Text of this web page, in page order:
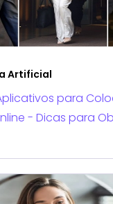
Artificial
para
- Dicas para Obter